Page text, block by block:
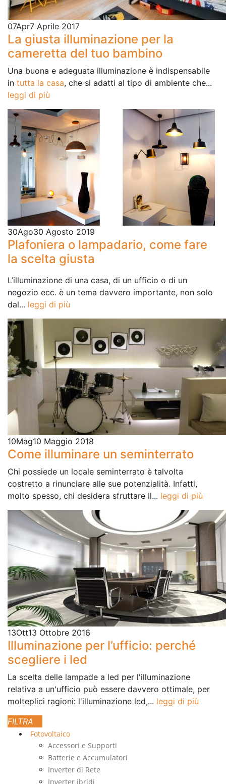
07Apr7 Aprile 2017
La giusta illuminazione per la
cameretta del tuo bambino
Una buona e adeguata illuminazione è indispensabile
in tutta la casa, che si adatti al tipo di ambiente che...
leggi di più
30Ago30 Agosto 2019
Plafoniera o lampadario, come fare
la scelta giusta
L’illuminazione di una casa, di un ufficio o di un
negozio ecc. è un tema davvero importante, non solo
dal... leggi di più
10Mag10 Maggio 2018
Come illuminare un seminterrato
Chi possiede un locale seminterrato è talvolta
costretto a rinunciare alle sue potenzialità. Infatti,
molto spesso, chi desidera sfruttare il... leggi di più
13Ott13 Ottobre 2016
Illuminazione per l’ufficio: perché
scegliere i led
La scelta delle lampade a led per l'illuminazione
relativa a un'ufficio può essere davvero ottimale, per
molteplici ragioni: l'illuminazione led,... leggi di più
Fotovoltaico
Accessori e Supporti
Batterie e Accumulatori
Inverter di Rete
Inverter ibridi